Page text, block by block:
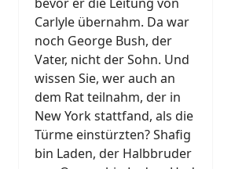
Carlyle übernahm. Da war
noch George Bush, der
Vater, nicht der Sohn. Und
wissen Sie, wer auch an
dem Rat teilnahm, der in
New York stattfand, als die
Türme einstürzten? Shafig
bin Laden, der Halbbruder